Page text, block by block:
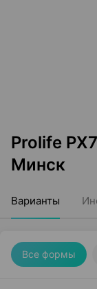
Prolife
Минск
Варианты
Все формы